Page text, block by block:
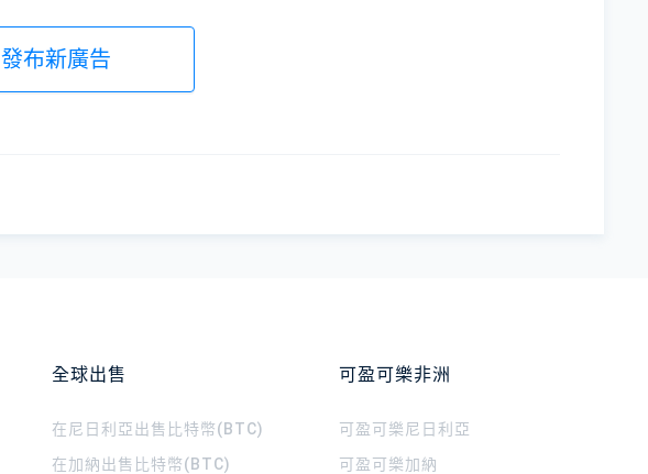
發布新廣告
全球出售
在尼日利亞出售比特幣(BTC)
在加納出售比特幣(BTC)
可盈可樂非洲
可盈可樂 尼日利亞
可盈可樂加納